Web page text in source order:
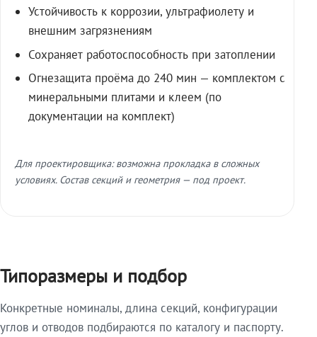
Устойчивость к коррозии, ультрафиолету и
внешним загрязнениям
Сохраняет работоспособность при затоплении
Огнезащита проёма до 240 мин — комплектом с
минеральными плитами и клеем (по
документации на комплект)
Для проектировщика: возможна прокладка в сложных
условиях. Состав секций и геометрия — под проект.
Типоразмеры и подбор
Конкретные номиналы, длина секций, конфигурации
углов и отводов подбираются по каталогу и паспорту.